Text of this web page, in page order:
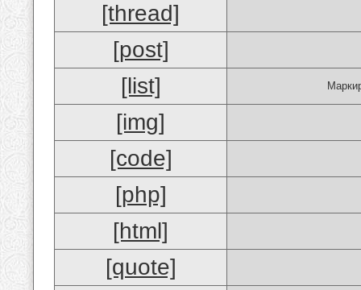
[thread]
[post]
[list]
[img]
[code]
[php]
[html]
[quote]